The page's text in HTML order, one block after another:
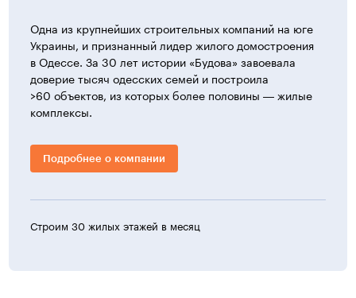
Одна из крупнейших строительных компаний на юге
Украины, и признанный лидер жилого домостроения
в Одессе. За 30 лет истории «Будова» завоевала
доверие тысяч одесских семей и построила
>60 объектов, из которых более половины — жилые
комплексы.
Подробнее о компании
Строим 30 жилых этажей в месяц